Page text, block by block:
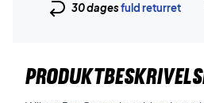
30 dagesfuld returret